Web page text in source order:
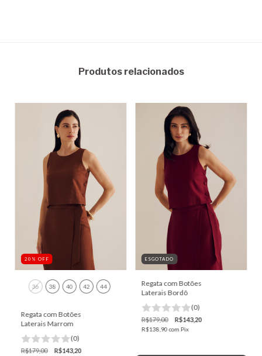
Produtos relacionados
20 % OFF
36 38 40 42 44
Regata com Botões
Laterais Marrom
(0)
R$179,00 R$143,20
ESGOTADO
Regata com Botões
Laterais Bordô
(0)
R$179,00 R$143,20
R$138,90com Pix